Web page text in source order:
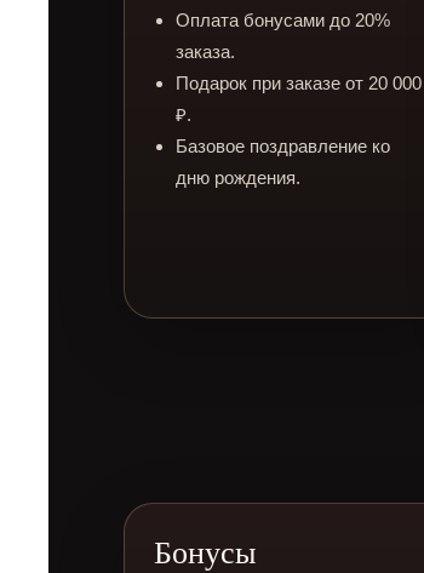
Оплата бонусами до 20%
заказа.
Подарок при заказе от 20 000
₽.
Базовое поздравление ко
дню рождения.
Бонусы